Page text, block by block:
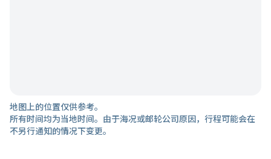
地图上的位置仅供参考。
所有时间均为当地时间。由于海况或邮轮公司原因，行程可能会在
不另行通知的情况下变更。